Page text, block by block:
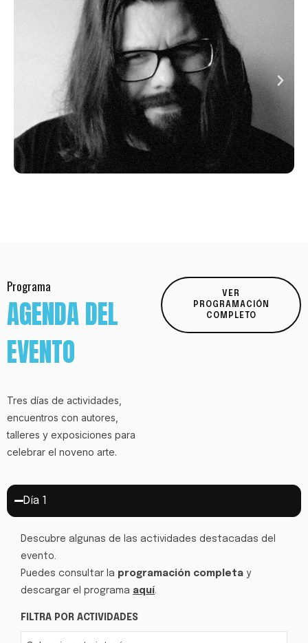
Programa​
AGENDA DEL
EVENTO​
Tres días de actividades,
encuentros con autores,
talleres y exposiciones para
celebrar el noveno arte.
VER
PROGRAMACIÓN
COMPLETO
Día 1
Descubre algunas de las actividades destacadas del
evento.
Puedes consultar la programación completa y
descargar el programa aquí
FILTRA POR ACTIVIDADES